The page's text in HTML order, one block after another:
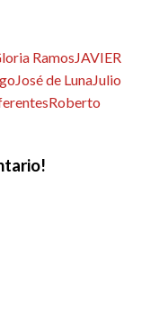
Ramos JAVIER
José de LunaJulio
Roberto